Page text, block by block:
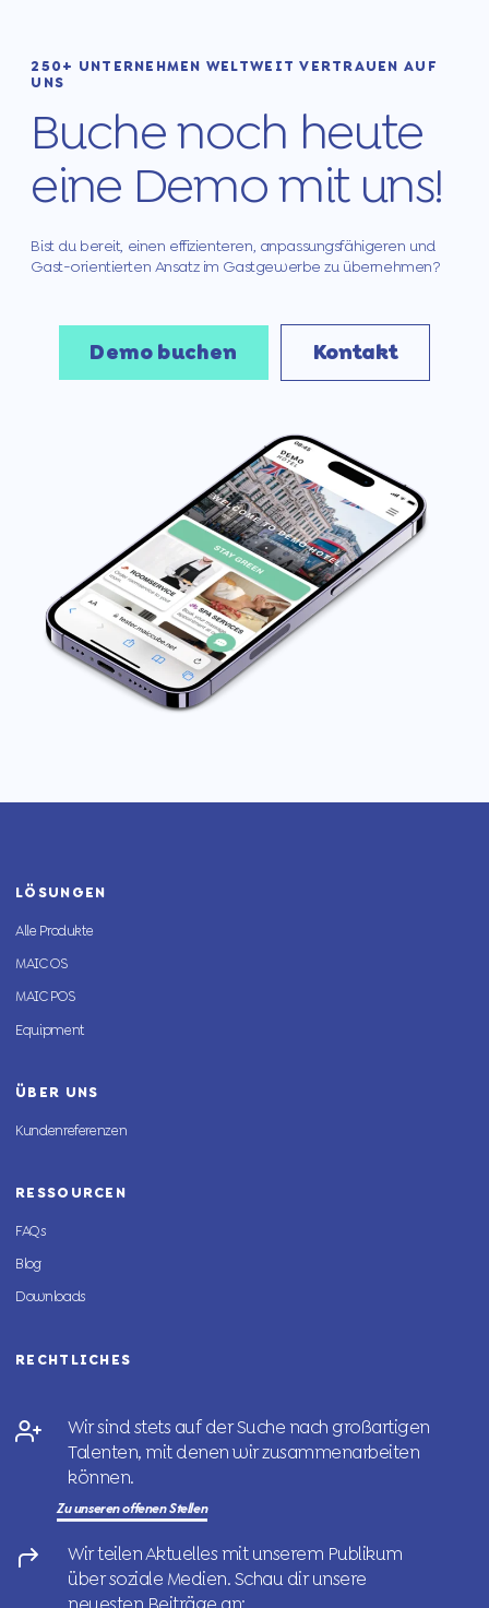
250+ UNTERNEHMEN WELTWEIT VERTRAUEN AUF
UNS
Buche noch heute
eine Demo mit uns!
Bist du bereit, einen effizienteren, anpassungsfähigeren und
Gast-orientierten Ansatz im Gastgewerbe zu übernehmen?
Demo buchen Kontakt
LÖSUNGEN
Alle Produkte
MAIC OS
MAIC POS
Equipment
ÜBER UNS
Kundenreferenzen
RESSOURCEN
FAQs
Blog
Downloads
RECHTLICHES
Wir sind stets auf der Suche nach großartigen
Talenten, mit denen wir zusammenarbeiten
können.
Zu unseren offenen Stellen
Wir teilen Aktuelles mit unserem Publikum
über soziale Medien. Schau dir unsere